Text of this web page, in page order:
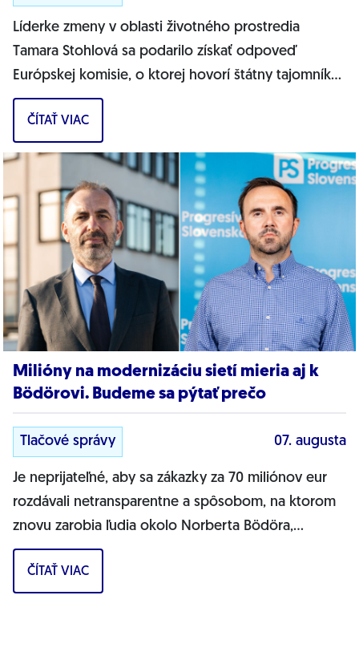
Líderke zmeny v oblasti životného prostredia
Tamara Stohlová sa podarilo získať odpoveď
Európskej komisie, o ktorej hovorí štátny tajomník
MŽP Filip Kuffa. Môžem jednoznačne...
ČÍTAŤ VIAC
Milióny na modernizáciu sietí mieria aj k
Bödörovi. Budeme sa pýtať prečo
Tlačové správy 07. augusta
Je neprijateľné, aby sa zákazky za 70 miliónov eur
rozdávali netransparentne a spôsobom, na ktorom
znovu zarobia ľudia okolo Norberta Bödöra,
povedal podpredseda Progresívneho Slovenska a...
ČÍTAŤ VIAC